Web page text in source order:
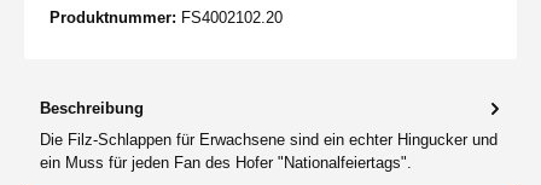
Produktnummer: FS4002102.20
Beschreibung
Die Filz-Schlappen für Erwachsene sind ein echter Hingucker und
ein Muss für jeden Fan des Hofer "Nationalfeiertags".